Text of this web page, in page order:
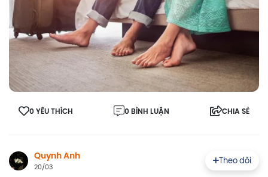
0 YÊU THÍCH 0 BÌNH LUẬN CHIA SẺ
Quynh Anh
20/03
Theo dõi